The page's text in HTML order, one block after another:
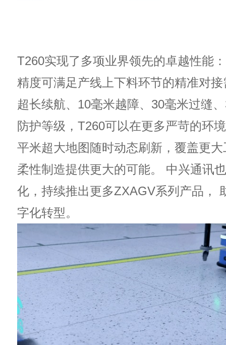
T260实现了多项业界领先的卓越性能
精度可满足产线上下料环节的精准对
超长续航、10毫米越障、30毫米过缝
防护等级，T260可以在更多严苛的环
平米超大地图随时动态刷新，覆盖更
柔性制造提供更大的可能。 中兴通讯
化，持续推出更多ZXAGV系列产品，
字化转型。